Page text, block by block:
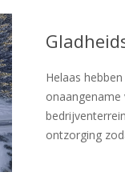
Helaas
ontzorging